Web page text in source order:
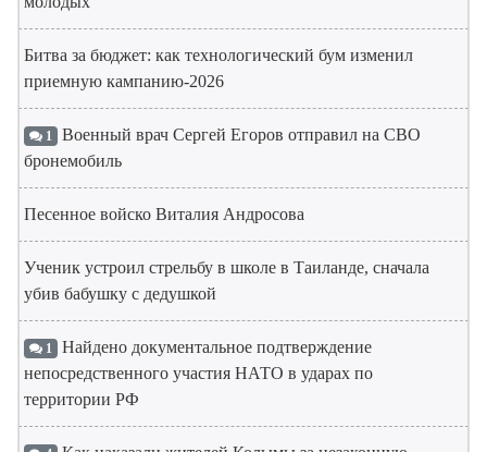
Битва за бюджет: как технологический бум изменил
приемную кампанию-2026
1 Военный врач Сергей Егоров отправил на СВО
бронемобиль
Песенное войско Виталия Андросова
Ученик устроил стрельбу в школе в Таиланде, сначала
убив бабушку с дедушкой
1 Найдено документальное подтверждение
непосредственного участия НАТО в ударах по
территории РФ